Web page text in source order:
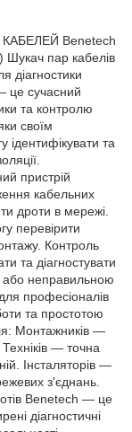
Benetech
Шукач пар кабелів
діагностики
це сучасний
та контролю
своїм
та
пристрій
кабельних
дроти в мережі.
перевірити
Контроль
та діагностувати
або неправильною
професіоналів
та простотою
Монтажників —
— точна
Інсталяторів —
з'єднань.
Benetech — це
діагностичні